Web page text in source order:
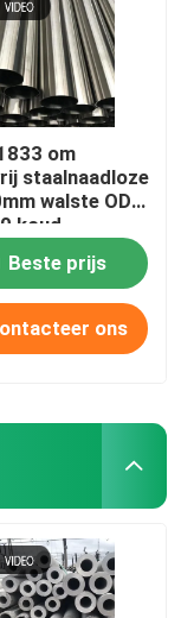
om
staalnaadloze
walste OD
koud
Beste prijs
ons